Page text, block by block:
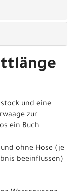
und eine
zur
ein Buch
ohne Hose (je
beeinflussen)